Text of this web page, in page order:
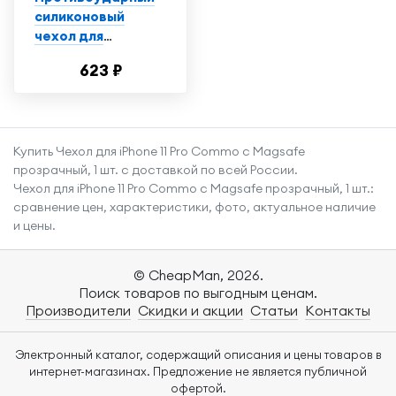
силиконовый
чехол для
iPhone 14 Pro /
смартфона Эпл
Айфон 14 Про с
защитой углов /
Прозрачный
623 ₽
Купить Чехол для iPhone 11 Pro Commo с Magsafe
прозрачный, 1 шт. с доставкой по всей России.
Чехол для iPhone 11 Pro Commo с Magsafe прозрачный, 1 шт.:
сравнение цен, характеристики, фото, актуальное наличие
и цены.
© CheapMan, 2026.
Поиск товаров по выгодным ценам.
Производители Скидки и акции Статьи Контакты
Электронный каталог, содержащий описания и цены товаров в
интернет-магазинах. Предложение не является публичной
офертой.